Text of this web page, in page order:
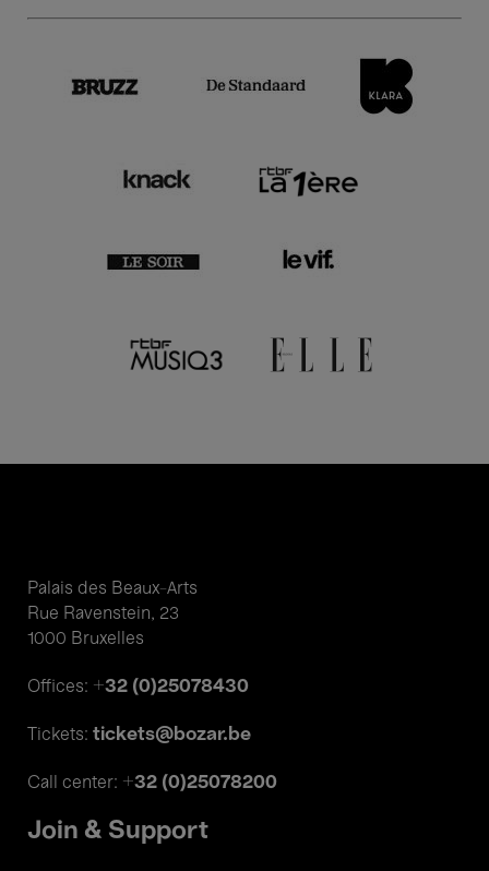
Palais des Beaux-Arts
Rue Ravenstein, 23
1000 Bruxelles
Offices: +32 (0)25078430
Tickets: tickets@bozar.be
Call center: +32 (0)25078200
Join & Support